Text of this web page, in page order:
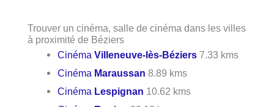
Trouver un cinéma, salle de cinéma dans les villes
à proximité de Béziers
CinémaVilleneuve-lès-Béziers 7.33 kms
Cinéma Maraussan 8.89 kms
Cinéma Lespignan 10.62 kms